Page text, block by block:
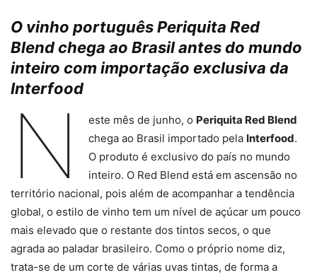
O vinho português Periquita Red
Blend chega ao Brasil antes do mundo
inteiro com importação exclusiva da
Interfood
N este mês de junho, o Periquita Red Blend
chega ao Brasil importado pela Interfood.
O produto é exclusivo do país no mundo
inteiro. O Red Blend está em ascensão no
território nacional, pois além de acompanhar a tendência
global, o estilo de vinho tem um nível de açúcar um pouco
mais elevado que o restante dos tintos secos, o que
agrada ao paladar brasileiro. Como o próprio nome diz,
trata-se de um corte de várias uvas tintas, de forma a